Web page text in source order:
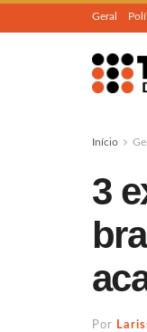
Geral
Início
3
Por